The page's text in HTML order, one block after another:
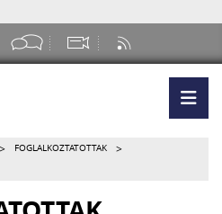
> FOGLALKOZTATOTTAK >